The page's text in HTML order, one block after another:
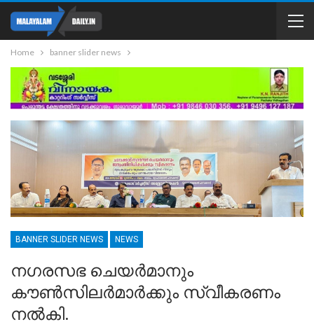
Home banner slider news
BANNER SLIDER NEWS NEWS
നഗരസഭ ചെയർമാനും
കൗൺസിലർമാർക്കും സ്വീകരണം
നൽകി.